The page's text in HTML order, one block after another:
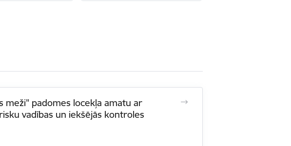
meži" padomes locekļa amatu ar
vadības un iekšējās kontroles